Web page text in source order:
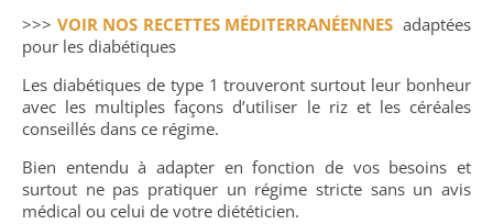
>>> VOIR NOS RECETTES MÉDITERRANÉENNES adaptées
pour les diabétiques
Les diabétiques de type 1 trouveront surtout leur bonheur
avec les multiples façons d’utiliser le riz et les céréales
conseillés dans ce régime.
Bien entendu à adapter en fonction de vos besoins et
surtout ne pas pratiquer un régime stricte sans un avis
médical ou celui de votre diététicien.